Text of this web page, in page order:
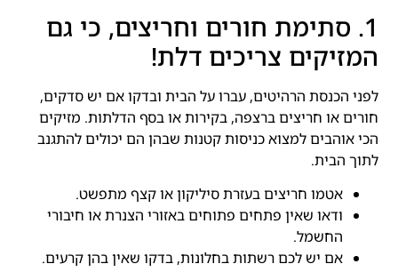
1. סתימת חורים וחריצים, כי גם
המזיקים צריכים דלת!
לפני הכנסת הרהיטים, עברו על הבית ובדקו אם יש סדקים,
חורים או חריצים ברצפה, בקירות או בסף הדלתות. מזיקים
הכי אוהבים למצוא כניסות קטנות שבהן הם יכולים להתגנב
לתוך הבית.
אטמו חריצים בעזרת סיליקון או קצף מתפשט.
ודאו שאין פתחים פתוחים באזורי הצנרת או חיבורי
החשמל.
אם יש לכם רשתות בחלונות, בדקו שאין בהן קרעים.